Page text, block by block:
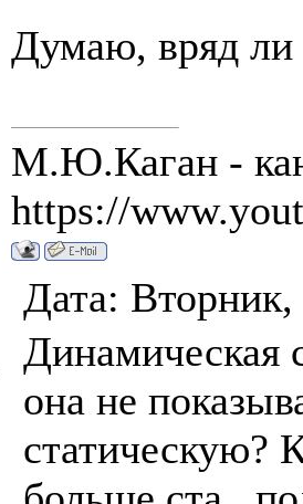
Думаю, вряд ли
М.Ю.Каган -
https://
Дата:
Динамическая
она не
статическую?